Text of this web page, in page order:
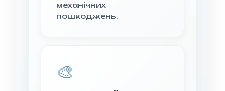
механічних
пошкоджень.
🎨